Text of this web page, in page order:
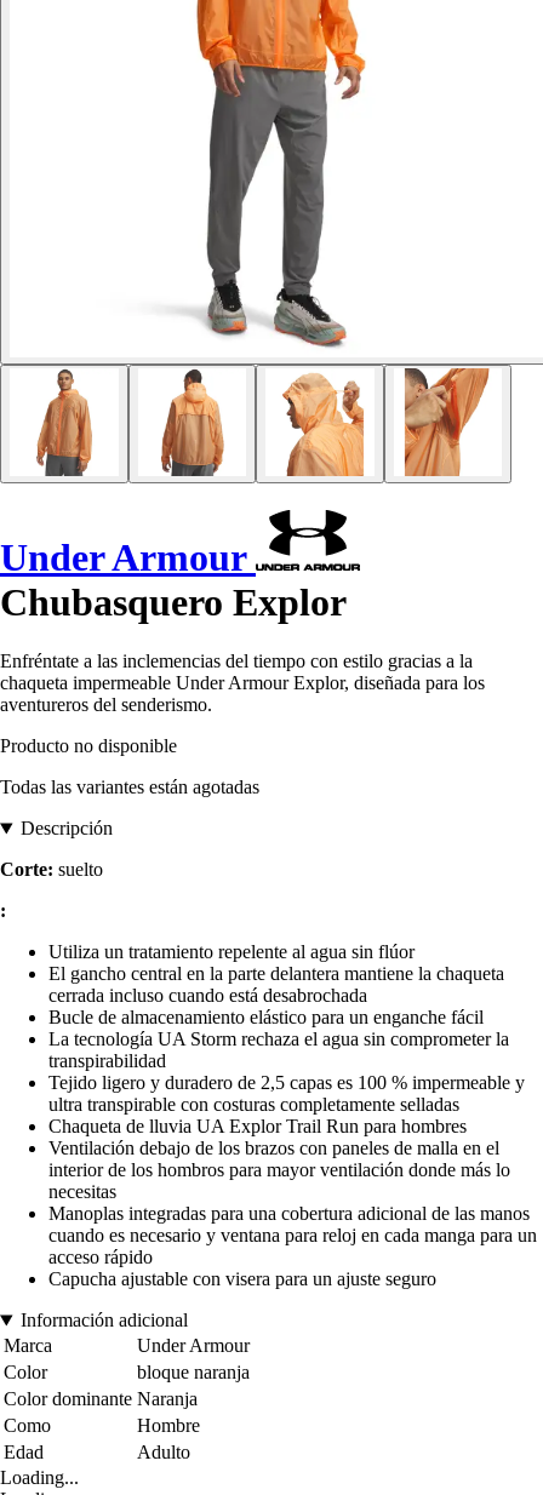
Under Armour
Chubasquero Explor
Enfréntate a las inclemencias del tiempo con estilo gracias a la
chaqueta impermeable Under Armour Explor, diseñada para los
aventureros del senderismo.
Producto no disponible
Todas las variantes están agotadas
Descripción
Corte: suelto
:
Utiliza un tratamiento repelente al agua sin flúor
El gancho central en la parte delantera mantiene la chaqueta
cerrada incluso cuando está desabrochada
Bucle de almacenamiento elástico para un enganche fácil
La tecnología UA Storm rechaza el agua sin comprometer la
transpirabilidad
Tejido ligero y duradero de 2,5 capas es 100 % impermeable y
ultra transpirable con costuras completamente selladas
Chaqueta de lluvia UA Explor Trail Run para hombres
Ventilación debajo de los brazos con paneles de malla en el
interior de los hombros para mayor ventilación donde más lo
necesitas
Manoplas integradas para una cobertura adicional de las manos
cuando es necesario y ventana para reloj en cada manga para un
acceso rápido
Capucha ajustable con visera para un ajuste seguro
Información adicional
Marca
Under Armour
Color
bloque naranja
Color dominante Naranja
Como
Hombre
Edad
Adulto
Loading...